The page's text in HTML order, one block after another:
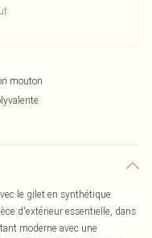
mouton
le gilet en synthétique
d'extérieur essentielle, dans
moderne avec une